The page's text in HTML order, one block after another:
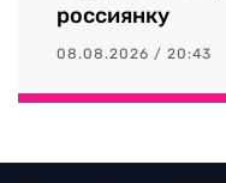
россиянку
08.08.2026 / 20:43